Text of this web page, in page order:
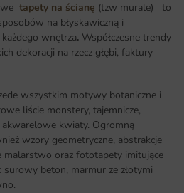
tapety na ścianę (tzw murale) to
na błyskawiczną i
wnętrza. Współczesne trendy
dekoracji na rzecz głębi, faktury
wszystkim motywy botaniczne i
liście monstery, tajemnicze,
kwiaty. Ogromną
wzory geometryczne, abstrakcje
malarstwo oraz fototapety imitujące
surowy beton, marmur ze złotymi